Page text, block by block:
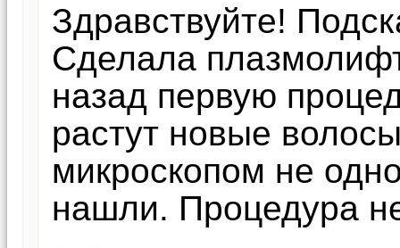
Здравствуйте!
Сделала
назад первую
растут новые
микроскопом не
нашли. Процедура